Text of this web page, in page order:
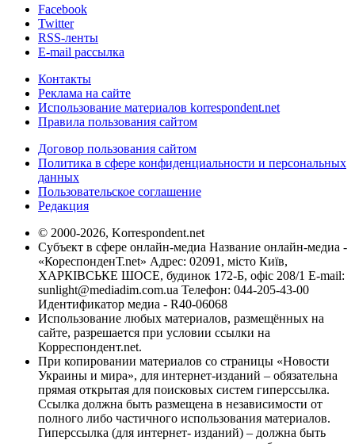
Facebook
Twitter
RSS-ленты
E-mail рассылка
Контакты
Реклама на сайте
Использование материалов korrespondent.net
Правила пользования сайтом
Договор пользования сайтом
Политика в сфере конфиденциальности и персональных
данных
Пользовательское соглашение
Редакция
© 2000-2026, Korrespondent.net
Субъект в сфере онлайн-медиа Название онлайн-медиа -
«КореспонденТ.net» Адрес: 02091, місто Київ,
ХАРКІВСЬКЕ ШОСЕ, будинок 172-Б, офіс 208/1 E-mail:
sunlight@mediadim.com.ua Телефон: 044-205-43-00
Идентификатор медиа - R40-06068
Использование любых материалов, размещённых на
сайте, разрешается при условии ссылки на
Корреспондент.net.
При копировании материалов со страницы «Новости
Украины и мира», для интернет-изданий – обязательна
прямая открытая для поисковых систем гиперссылка.
Ссылка должна быть размещена в независимости от
полного либо частичного использования материалов.
Гиперссылка (для интернет- изданий) – должна быть